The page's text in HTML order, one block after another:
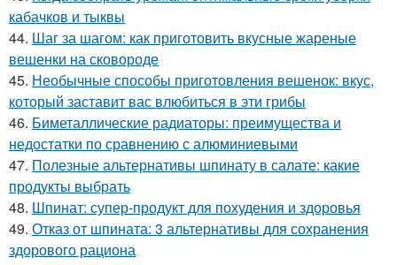
кабачков и тыквы
44. Шаг за шагом: как приготовить вкусные жареные
вешенки на сковороде
45. Необычные способы приготовления вешенок: вкус,
который заставит вас влюбиться в эти грибы
46. Биметаллические радиаторы: преимущества и
недостатки по сравнению с алюминиевыми
47. Полезные альтернативы шпинату в салате: какие
продукты выбрать
48. Шпинат: супер-продукт для похудения и здоровья
49. Отказ от шпината: 3 альтернативы для сохранения
здорового рациона